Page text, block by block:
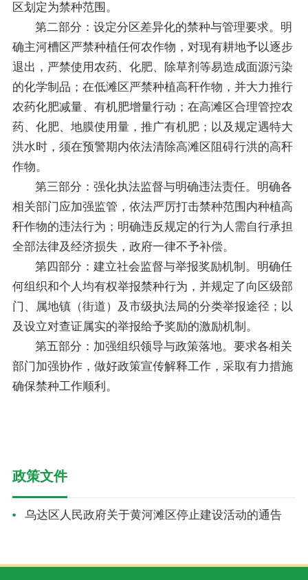
区划定为禁种范围。
第二部分：设定分区差异化的禁种与管理要求。明
确主河槽区严禁种植任何农作物，对现有耕地予以逐步
退出，严禁使用农药、化肥、除草剂等易造成面源污染
的化学制品；在低滩区严禁种植高秆作物，并大力推行
农药化肥减量、有机肥增量行动；在高滩区合理管控农
药、化肥、地膜使用量，推广有机肥；以及规定遇特大
洪水时，须在预警期内依法清除高滩区阻碍行洪的高秆
作物。
第三部分：强化执法监督与明确违法责任。明确各
相关部门应加强监管，依法严厉打击禁种范围内种植高
秆作物的违法行为；明确违反规定的行为人需自行承担
全部法律及经济损失，政府一律不予补偿。
第四部分：建立社会监督与举报奖励机制。明确任
何组织和个人均有权举报禁种行为，并规定了向区级部
门、属地镇（街道）及市级执法局的分类举报途径；以
及设立对查证属实的举报给予奖励的激励机制。
第五部分：加强组织领导与政策落地。要求各相关
部门加强协作，做好政策宣传解释工作，采取有力措施
确保禁种工作顺利。
政策文件
乌达区人民政府关于黄河滩区停止建设活动的通告